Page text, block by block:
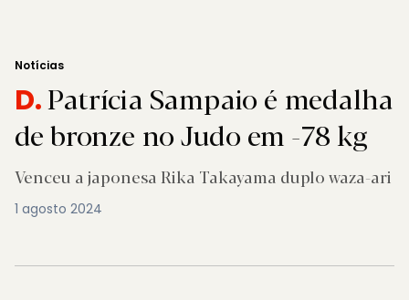
Notícias
D.Patrícia Sampaio é medalha
de bronze no Judo em -78 kg
Venceu a japonesa Rika Takayama duplo waza-ari
1 agosto 2024